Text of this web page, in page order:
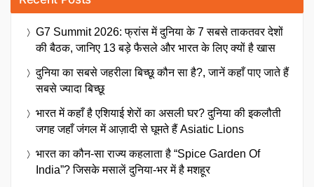
G7 Summit 2026: फ्रांस में दुनिया के 7 सबसे ताकतवर देशों
की बैठक, जानिए 13 बड़े फैसले और भारत के लिए क्यों है खास
दुनिया का सबसे जहरीला बिच्छू कौन सा है?, जानें कहाँ पाए जाते हैं
सबसे ज्यादा बिच्छू
भारत में कहाँ है एशियाई शेरों का असली घर? दुनिया की इकलौती
जगह जहाँ जंगल में आज़ादी से घूमते हैं Asiatic Lions
भारत का कौन-सा राज्य कहलाता है “Spice Garden Of
India”? जिसके मसालें दुनिया-भर में है मशहूर